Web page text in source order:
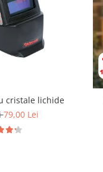
cristale lichide
79,00 Lei